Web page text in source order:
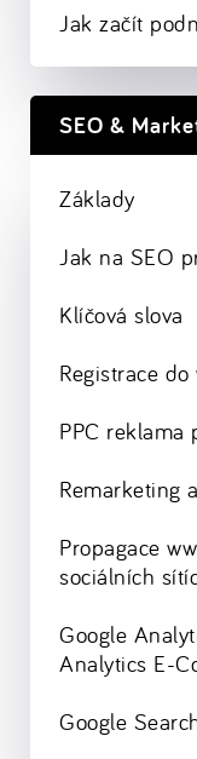
Jak začít
SEO &
Základy
Jak na SEO
Klíčová slova
Registrace
PPC reklama
Remarketing
Propagace
sociálních
Google
Analytics E-
Google